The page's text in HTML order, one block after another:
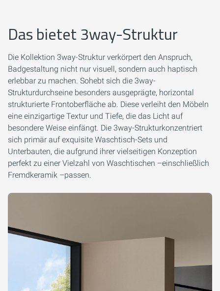
Das bietet 3way-Struktur
Die Kollektion 3way-Struktur verkörpert den Anspruch,
Badgestaltung nicht nur visuell, sondern auch haptisch
erlebbar zu machen. Sohebt sich die 3way-
Strukturdurchseine besonders ausgeprägte, horizontal
strukturierte Frontoberfläche ab. Diese verleiht den Möbeln
eine einzigartige Textur und Tiefe, die das Licht auf
besondere Weise einfängt. Die 3way-Strukturkonzentriert
sich primär auf exquisite Waschtisch-Sets und
Unterbauten, die aufgrund ihrer vielseitigen Konzeption
perfekt zu einer Vielzahl von Waschtischen –einschließlich
Fremdkeramik –passen.